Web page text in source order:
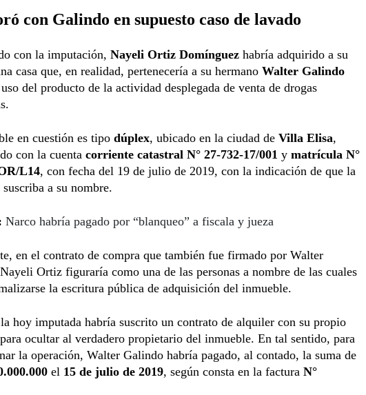
con Galindo en supuesto caso de lavado
con la imputación, Nayeli Ortiz Domínguez habría adquirido a su
casa que, en realidad, pertenecería a su hermano Walter Galindo
del producto de la actividad desplegada de venta de drogas
en cuestión es tipo dúplex, ubicado en la ciudad de Villa Elisa,
con la cuenta corriente catastral N° 27-732-17/001 y matrícula N°
L14, con fecha del 19 de julio de 2019, con la indicación de que la
a su nombre.
Narco habría pagado por “blanqueo” a fiscala y jueza
en el contrato de compra que también fue firmado por Walter
Ortiz figuraría como una de las personas a nombre de las cuales
la escritura pública de adquisición del inmueble.
hoy imputada habría suscrito un contrato de alquiler con su propio
ocultar al verdadero propietario del inmueble. En tal sentido, para
la operación, Walter Galindo habría pagado, al contado, la suma de
el 15 de julio de 2019, según consta en la factura N°